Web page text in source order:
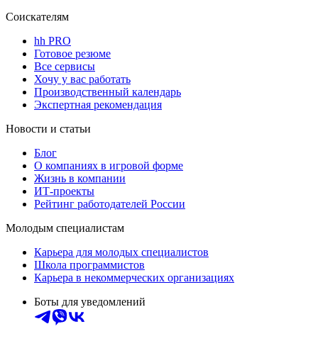
Соискателям
hh PRO
Готовое резюме
Все сервисы
Хочу у вас работать
Производственный календарь
Экспертная рекомендация
Новости и статьи
Блог
О компаниях в игровой форме
Жизнь в компании
ИТ-проекты
Рейтинг работодателей России
Молодым специалистам
Карьера для молодых специалистов
Школа программистов
Карьера в некоммерческих организациях
Боты для уведомлений